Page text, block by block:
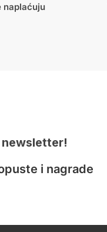
naplaćuju
newsletter!
i nagrade